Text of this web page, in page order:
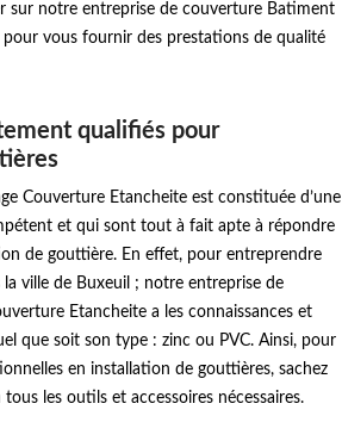
sur notre entreprise de couverture Batiment
vous fournir des prestations de qualité
qualifiés pour
Couverture Etancheite est constituée d’une
et qui sont tout à fait apte à répondre
de gouttière. En effet, pour entreprendre
la ville de Buxeuil ; notre entreprise de
Etancheite a les connaissances et
que soit son type : zinc ou PVC. Ainsi, pour
en installation de gouttières, sachez
les outils et accessoires nécessaires.